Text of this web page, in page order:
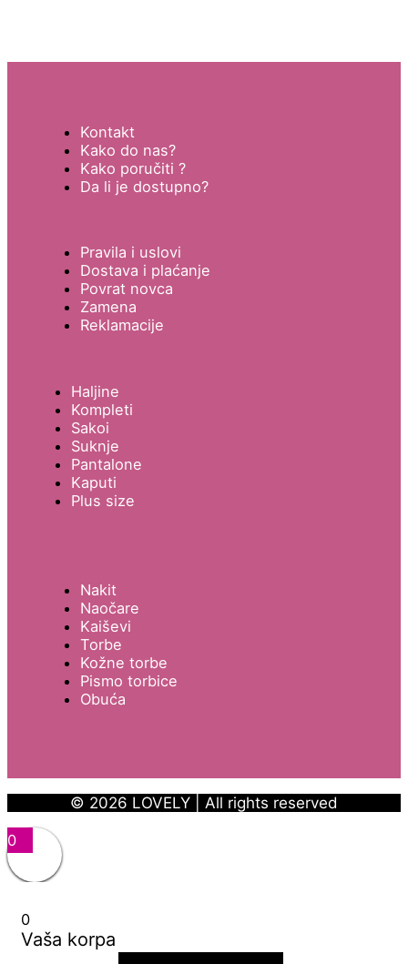
Kontakt
Kako do nas?
Kako poručiti ?
Da li je dostupno?
Pravila i uslovi
Dostava i plaćanje
Povrat novca
Zamena
Reklamacije
Haljine
Kompleti
Sakoi
Suknje
Pantalone
Kaputi
Plus size
Nakit
Naočare
Kaiševi
Torbe
Kožne torbe
Pismo torbice
Obuća
© 2026 LOVELY | All rights reserved
0
0
Vaša korpa